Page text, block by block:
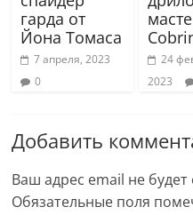
гарда от
Йона Томаса
7 апреля, 2023
0
24
2023
Добавить
Ваш адрес email не будет
Обязательные поля